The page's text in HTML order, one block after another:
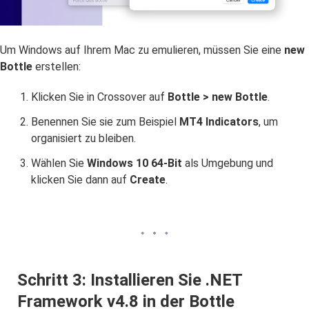
Um Windows auf Ihrem Mac zu emulieren, müssen Sie eine new
Bottle erstellen:
Klicken Sie in Crossover auf Bottle > new Bottle.
Benennen Sie sie zum Beispiel MT4 Indicators, um
organisiert zu bleiben.
Wählen Sie Windows 10 64-Bit als Umgebung und
klicken Sie dann auf Create.
Schritt 3: Installieren Sie .NET
Framework v4.8 in der Bottle